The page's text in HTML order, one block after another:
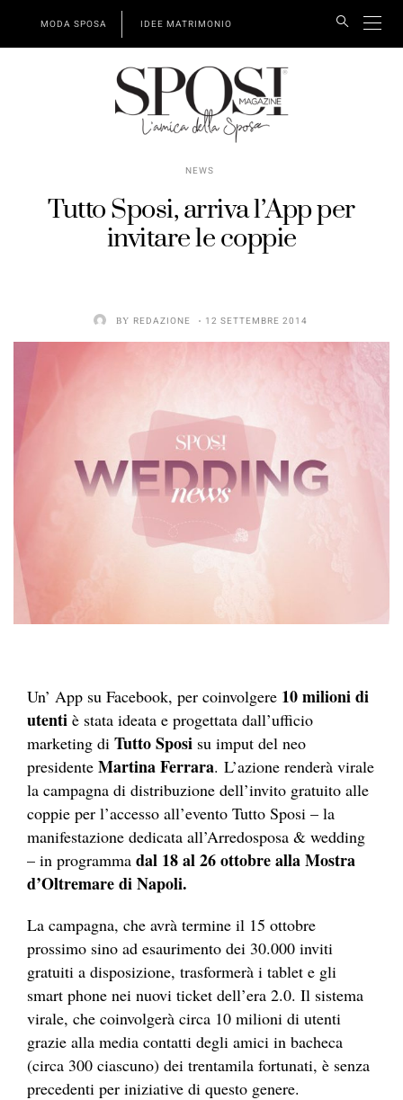
MODA SPOSA IDEE MATRIMONIO
NEWS
Tutto Sposi, arriva l’App per
invitare le coppie
BY REDAZIONE 12 SETTEMBRE 2014
Un’ App su Facebook, per coinvolgere 10 milioni di
utenti è stata ideata e progettata dall’ufficio
marketing di Tutto Sposi su imput del neo
presidente Martina Ferrara. L’azione renderà virale
la campagna di distribuzione dell’invito gratuito alle
coppie per l’accesso all’evento Tutto Sposi – la
manifestazione dedicata all’Arredosposa & wedding
– in programma dal 18 al 26 ottobre alla Mostra
d’Oltremare di Napoli.
La campagna, che avrà termine il 15 ottobre
prossimo sino ad esaurimento dei 30.000 inviti
gratuiti a disposizione, trasformerà i tablet e gli
smart phone nei nuovi ticket dell’era 2.0. Il sistema
virale, che coinvolgerà circa 10 milioni di utenti
grazie alla media contatti degli amici in bacheca
(circa 300 ciascuno) dei trentamila fortunati, è senza
precedenti per iniziative di questo genere.